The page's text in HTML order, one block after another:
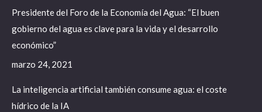
Presidente del Foro de la Economía del Agua: “El buen
gobierno del agua es clave para la vida y el desarrollo
económico”
marzo 24, 2021
La inteligencia artificial también consume agua: el coste
hídrico de la IA